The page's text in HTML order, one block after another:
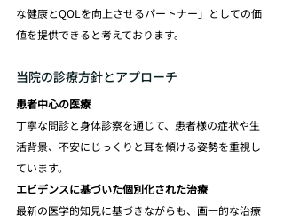
な健康とQOLを向上させるパートナー」としての価
値を提供できると考えております。
当院の診療方針とアプローチ
患者中心の医療
丁寧な問診と身体診察を通じて、患者様の症状や生
活背景、不安にじっくりと耳を傾ける姿勢を重視し
ています。
エビデンスに基づいた個別化された治療
最新の医学的知見に基づきながらも、画一的な治療